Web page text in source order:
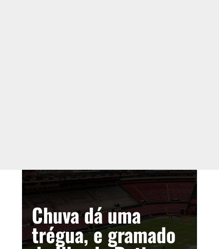
Chuva dá uma
trégua, e gramado